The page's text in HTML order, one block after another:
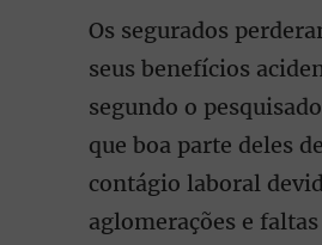
Os segurados
seus benefícios
segundo o
que boa parte deles
contágio laboral
aglomerações e faltas